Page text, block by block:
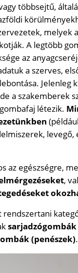
többsejtű,
melyek
A legtöbb
az
a szerves,
Jelenleg
a szakemberek
létezik.
levegő,
az egészségre,
,
rendszertani
(penészek).